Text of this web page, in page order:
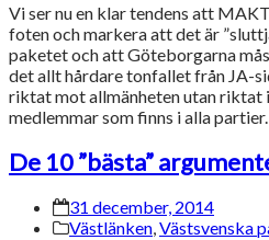
Vi ser nu en klar tendens att
foten och markera att det är
paketet och att Göteborgarna
det allt hårdare tonfallet från JA-
riktat mot allmänheten utan
medlemmar som finns i alla partier.
De 10 ”bästa”
31 december, 2014
Västlänken,Västsvenska